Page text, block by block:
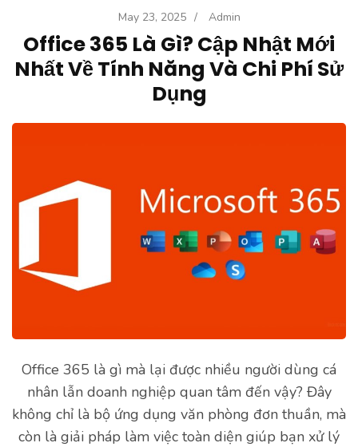
May 23, 2025 / Admin
Office 365 Là Gì? Cập Nhật Mới
Nhất Về Tính Năng Và Chi Phí Sử
Dụng
Office 365 là gì mà lại được nhiều người dùng cá
nhân lẫn doanh nghiệp quan tâm đến vậy? Đây
không chỉ là bộ ứng dụng văn phòng đơn thuần, mà
còn là giải pháp làm việc toàn diện giúp bạn xử lý